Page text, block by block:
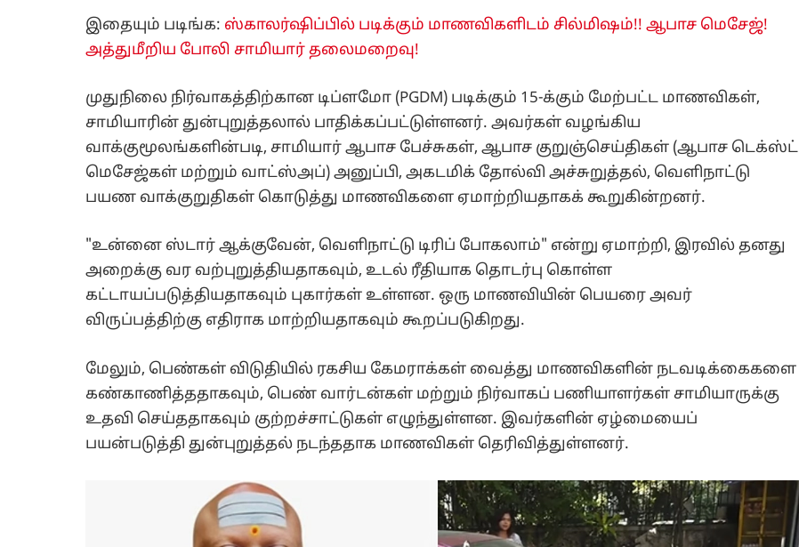
இதையும் படிங்க: ஸ்காலர்ஷிப்பில் படிக்கும் மாணவிகளிடம் சில்மிஷம்!! ஆபாச மெசேஜ்!
அத்துமீறிய போலி சாமியார் தலைமறைவு!
முதுநிலை நிர்வாகத்திற்கான டிப்ளமோ (PGDM) படிக்கும் 15-க்கும் மேற்பட்ட மாணவிகள்,
சாமியாரின் துன்புறுத்தலால் பாதிக்கப்பட்டுள்ளனர். அவர்கள் வழங்கிய
வாக்குமூலங்களின்படி, சாமியார் ஆபாச பேச்சுகள், ஆபாச குறுஞ்செய்திகள் (ஆபாச டெக்ஸ்ட்
மெசேஜ்கள் மற்றும் வாட்ஸ்அப்) அனுப்பி, அகடமிக் தோல்வி அச்சுறுத்தல், வெளிநாட்டு
பயண வாக்குறுதிகள் கொடுத்து மாணவிகளை ஏமாற்றியதாகக் கூறுகின்றனர்.
"உன்னை ஸ்டார் ஆக்குவேன், வெளிநாட்டு டிரிப் போகலாம்" என்று ஏமாற்றி, இரவில் தனது
அறைக்கு வர வற்புறுத்தியதாகவும், உடல் ரீதியாக தொடர்பு கொள்ள
கட்டாயப்படுத்தியதாகவும் புகார்கள் உள்ளன. ஒரு மாணவியின் பெயரை அவர்
விருப்பத்திற்கு எதிராக மாற்றியதாகவும் கூறப்படுகிறது.
மேலும், பெண்கள் விடுதியில் ரகசிய கேமராக்கள் வைத்து மாணவிகளின் நடவடிக்கைகளை
கண்காணித்ததாகவும், பெண் வார்டன்கள் மற்றும் நிர்வாகப் பணியாளர்கள் சாமியாருக்கு
உதவி செய்ததாகவும் குற்றச்சாட்டுகள் எழுந்துள்ளன. இவர்களின் ஏழ்மையைப்
பயன்படுத்தி துன்புறுத்தல் நடந்ததாக மாணவிகள் தெரிவித்துள்ளனர்.